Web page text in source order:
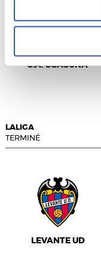
C.A. OSASUNA
LALIGA
TERMINÉ
LEVANTE UD